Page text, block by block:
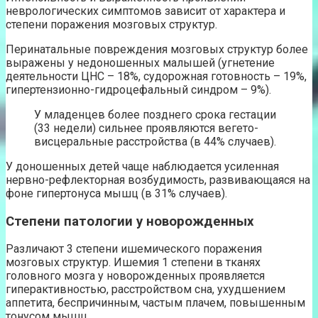
неврологических симптомов зависит от характера и
степени поражения мозговых структур.
Перинатальные повреждения мозговых структур более
выражены у недоношенных малышей (угнетение
деятельности ЦНС – 18%, судорожная готовность – 19%,
гипертензионно-гидроцефальный синдром – 9%).
У младенцев более позднего срока гестации
(33 недели) сильнее проявляются вегето-
висцеральные расстройства (в 44% случаев).
У доношенных детей чаще наблюдается усиленная
нервно-рефлекторная возбудимость, развивающаяся на
фоне гипертонуса мышц (в 31% случаев).
Степени патологии у новорожденных
Различают 3 степени ишемического поражения
мозговых структур. Ишемия 1 степени в тканях
головного мозга у новорожденных проявляется
гиперактивностью, расстройством сна, ухудшением
аппетита, беспричинным, частым плачем, повышенным